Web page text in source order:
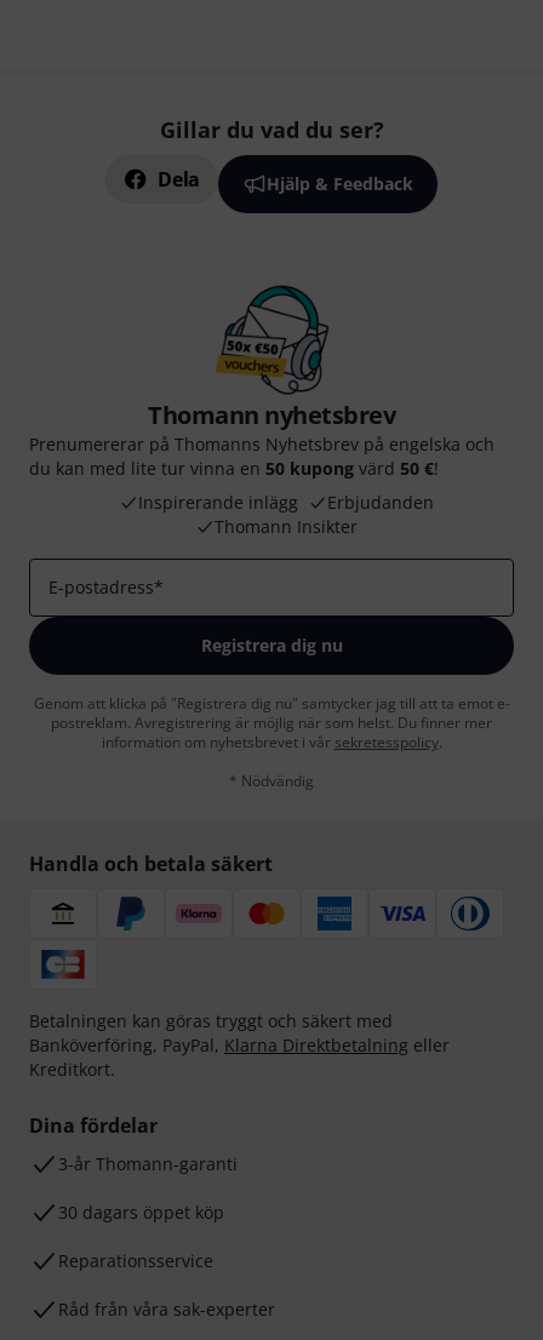
Gillar du vad du ser?
Dela Hjälp & Feedback
Thomann nyhetsbrev
Prenumererar på Thomanns Nyhetsbrev på engelska och
du kan med lite tur vinna en 50 kupong värd 50 €!
Inspirerande inlägg
Erbjudanden
Thomann Insikter
E-postadress*
Registrera dig nu
Genom att klicka på "Registrera dig nu" samtycker jag till att ta emot e-
postreklam. Avregistrering är möjlig när som helst. Du finner mer
information om nyhetsbrevet i vår sekretesspolicy.
* Nödvändig
Handla och betala säkert
Betalningen kan göras tryggt och säkert med
Banköverföring, PayPal, Klarna Direktbetalning eller
Kreditkort.
Dina fördelar
3-år Thomann-garanti
30 dagars öppet köp
Reparationsservice
Råd från våra sak-experter